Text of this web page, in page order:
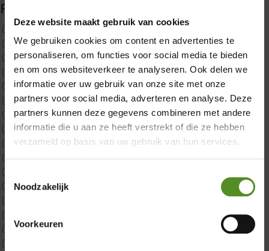
Deze website maakt gebruik van cookies
We gebruiken cookies om content en advertenties te
personaliseren, om functies voor social media te bieden
en om ons websiteverkeer te analyseren. Ook delen we
informatie over uw gebruik van onze site met onze
partners voor social media, adverteren en analyse. Deze
partners kunnen deze gegevens combineren met andere
informatie die u aan ze heeft verstrekt of die ze hebben
verzameld op basis van uw gebruik van hun services.
Toestemmingsselectie
Noodzakelijk
Voorkeuren
Filter producten
Uncategorized
2x p650 1pers
Custom
CustomBoxspring
ErkendMatras 1 Pers
ErkendMatras 2 Pers
ErkendMatras twijfelaar product
Matrassen
Matrastopper 10cm
p350 twijfelaar
P650 TwijfelaarDonderdag 12:00 – 17:00
×